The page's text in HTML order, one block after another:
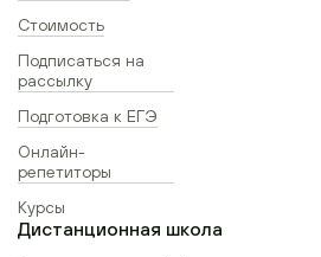
Стоимость
Подписаться на
рассылку
Подготовка к ЕГЭ
Онлайн-
репетиторы
Курсы
Дистанционная школа